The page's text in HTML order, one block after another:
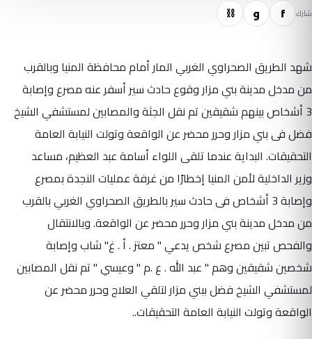
شارك f و ⛓
شهد الطريق الصحراوي الغربي المار أمام محافظة المنيا وبالقرب
من مدخل مدينة بني مزار وقوع حادث سير أسفر عنه مصرع وإصابة
3 أشخاص بينهم شقيقين تم نقل الجثة والمصابين لمستشفي الشيخ
فضل فى بني مزار وحرر محضر عن الواقعة وتولت النيابة العامة
التحقيقات. البداية عندما تلقى اللواء أسامة عبد العظيم، مساعد
وزير الداخلية لأمن المنيا إخطارًا من غرفة عمليات النجدة بمصرع
وإصابة 3 أشخاص فى حادث سير بالطريق الصحراوي الغربي بالقرب
من مدخل مدينة بني مزار وحرر محضر عن الواقعة. وبالانتقال
والفحص تبين مصرع شخص يدعي " معتز . أ . غ" شاب وإصابة
شخصين شقيقين وهم " عبد الله . ع .م " وعيسي " تم نقل المصابين
لمستشفي الشيخ فضل ببني مزار لتلقي العلاج وحرر محضر عن
الواقعة وتولت النيابة العامة التحقيقات..